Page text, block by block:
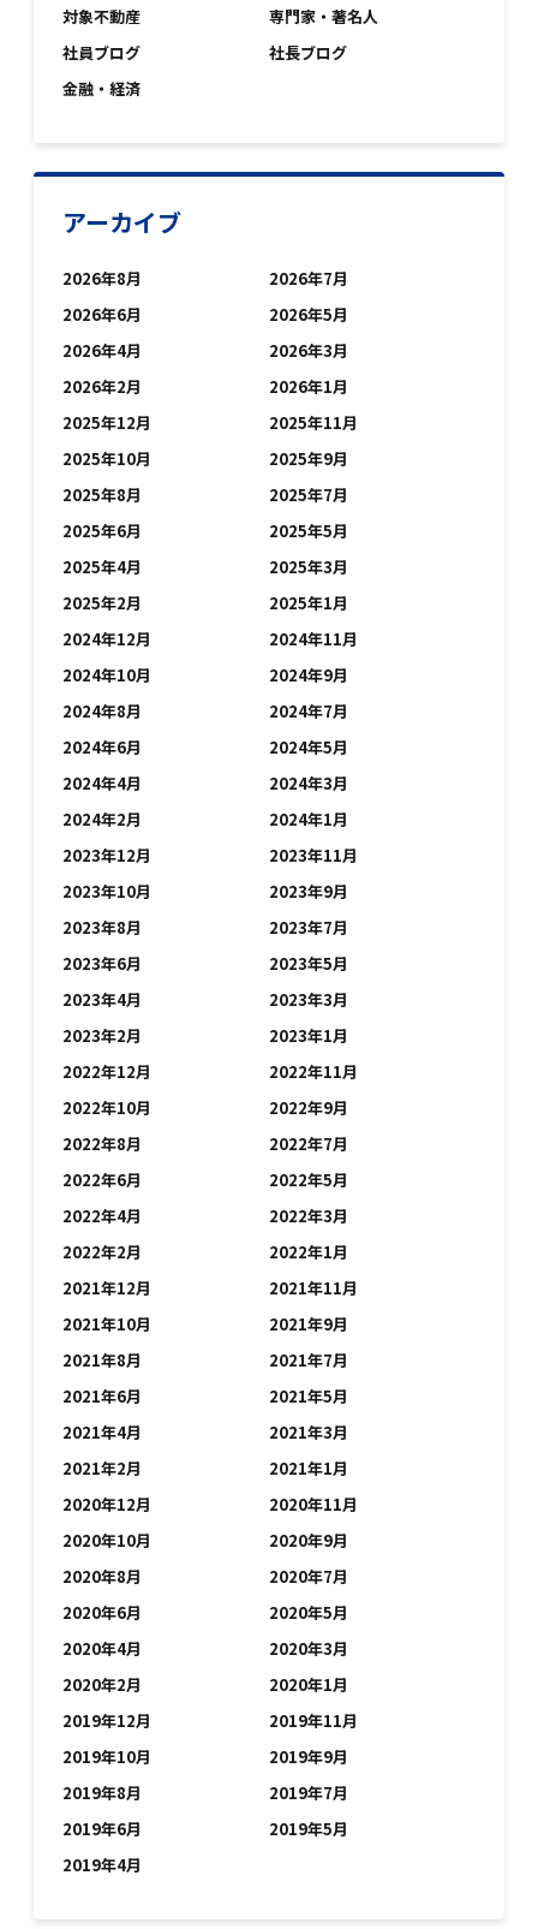
対象不動産
専門家・著名人
社員ブログ
社長ブログ
金融・経済
アーカイブ
2026年8月
2026年7月
2026年6月
2026年5月
2026年4月
2026年3月
2026年2月
2026年1月
2025年12月
2025年11月
2025年10月
2025年9月
2025年8月
2025年7月
2025年6月
2025年5月
2025年4月
2025年3月
2025年2月
2025年1月
2024年12月
2024年11月
2024年10月
2024年9月
2024年8月
2024年7月
2024年6月
2024年5月
2024年4月
2024年3月
2024年2月
2024年1月
2023年12月
2023年11月
2023年10月
2023年9月
2023年8月
2023年7月
2023年6月
2023年5月
2023年4月
2023年3月
2023年2月
2023年1月
2022年12月
2022年11月
2022年10月
2022年9月
2022年8月
2022年7月
2022年6月
2022年5月
2022年4月
2022年3月
2022年2月
2022年1月
2021年12月
2021年11月
2021年10月
2021年9月
2021年8月
2021年7月
2021年6月
2021年5月
2021年4月
2021年3月
2021年2月
2021年1月
2020年12月
2020年11月
2020年10月
2020年9月
2020年8月
2020年7月
2020年6月
2020年5月
2020年4月
2020年3月
2020年2月
2020年1月
2019年12月
2019年11月
2019年10月
2019年9月
2019年8月
2019年7月
2019年6月
2019年5月
2019年4月